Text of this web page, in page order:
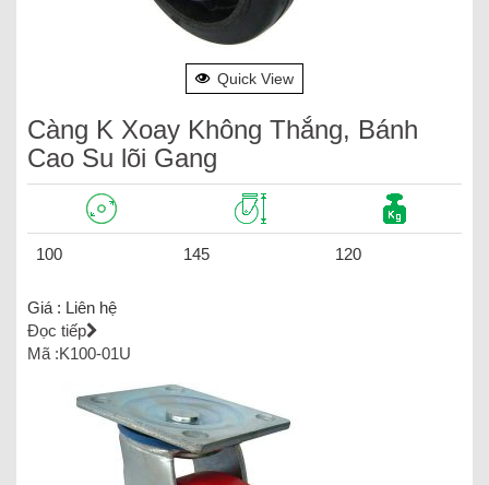
Quick View
Càng K Xoay Không Thắng, Bánh
Cao Su lõi Gang
100 145 120
Giá : Liên hệ
Đọc tiếp
Mã :K100-01U